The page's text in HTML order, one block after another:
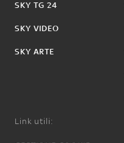
SKY TG 24
SKY VIDEO
SKY ARTE
Link utili: